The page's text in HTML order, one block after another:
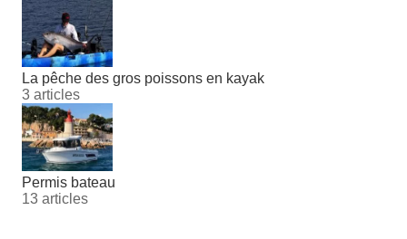
La pêche des gros poissons en kayak
3 articles
Permis bateau
13 articles